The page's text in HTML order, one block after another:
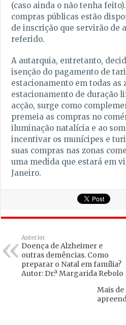
(caso ainda o não tenha
compras públicas estão
de inscrição que servirão de
referido.
A autarquia, entretanto,
isenção do pagamento de
estacionamento em todas as
estacionamento de duração
acção, surge como
premeia as compras no
iluminação natalícia e ao
incentivar os munícipes e
suas compras nas zonas
uma medida que estará em
Janeiro.
Anterior
Doença de Alzheimer e
outras demências. Como
preparar o Natal em família?
Autor: Dr.ª Margarida Rebolo
Mais